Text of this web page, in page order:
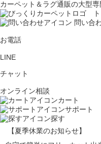
カーペット＆ラグ通販の大型専
問い合
お電話
LINE
チャット
オンライン相談
カート
サポート
探す
【夏季休業のお知らせ】